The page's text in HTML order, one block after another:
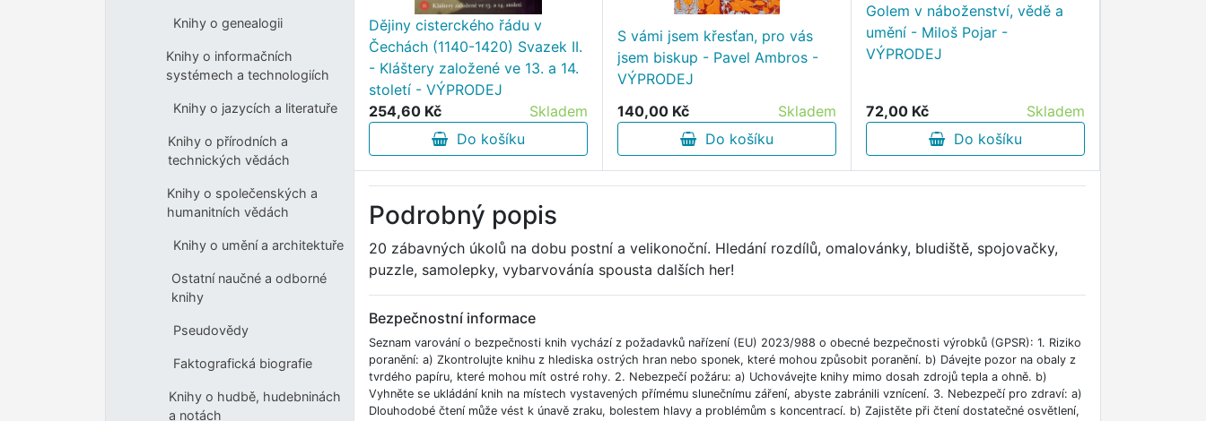
Knihy o genealogii
Knihy o informačních
systémech a technologiích
Knihy o jazycích a literatuře
Knihy o přírodních a
technických vědách
Knihy o společenských a
humanitních vědách
Knihy o umění a architektuře
Ostatní naučné a odborné
knihy
Pseudovědy
Faktografická biografie
Knihy o hudbě, hudebninách
a notách
Dějiny cisterckého řádu v
Čechách (1140-1420) Svazek II.
- Kláštery založené ve 13. a 14.
století - VÝPRODEJ
254,60 Kč
Skladem
Do košíku
S vámi jsem křesťan, pro vás
jsem biskup - Pavel Ambros -
VÝPRODEJ
140,00 Kč
Skladem
Do košíku
Golem v náboženství, vědě a
umění - Miloš Pojar -
VÝPRODEJ
72,00 Kč
Skladem
Do košíku
Podrobný popis
20 zábavných úkolů na dobu postní a velikonoční. Hledání rozdílů, omalovánky, bludiště, spojovačky,
puzzle, samolepky, vybarvovánía spousta dalších her!
Bezpečnostní informace
Seznam varování o bezpečnosti knih vychází z požadavků nařízení (EU) 2023/988 o obecné bezpečnosti výrobků (GPSR): 1. Riziko
poranění: a) Zkontrolujte knihu z hlediska ostrých hran nebo sponek, které mohou způsobit poranění. b) Dávejte pozor na obaly z
tvrdého papíru, které mohou mít ostré rohy. 2. Nebezpečí požáru: a) Uchovávejte knihy mimo dosah zdrojů tepla a ohně. b)
Vyhněte se ukládání knih na místech vystavených přímému slunečnímu záření, abyste zabránili vznícení. 3. Nebezpečí pro zdraví: a)
Dlouhodobé čtení může vést k únavě zraku, bolestem hlavy a problémům s koncentrací. b) Zajistěte při čtení dostatečné osvětlení,